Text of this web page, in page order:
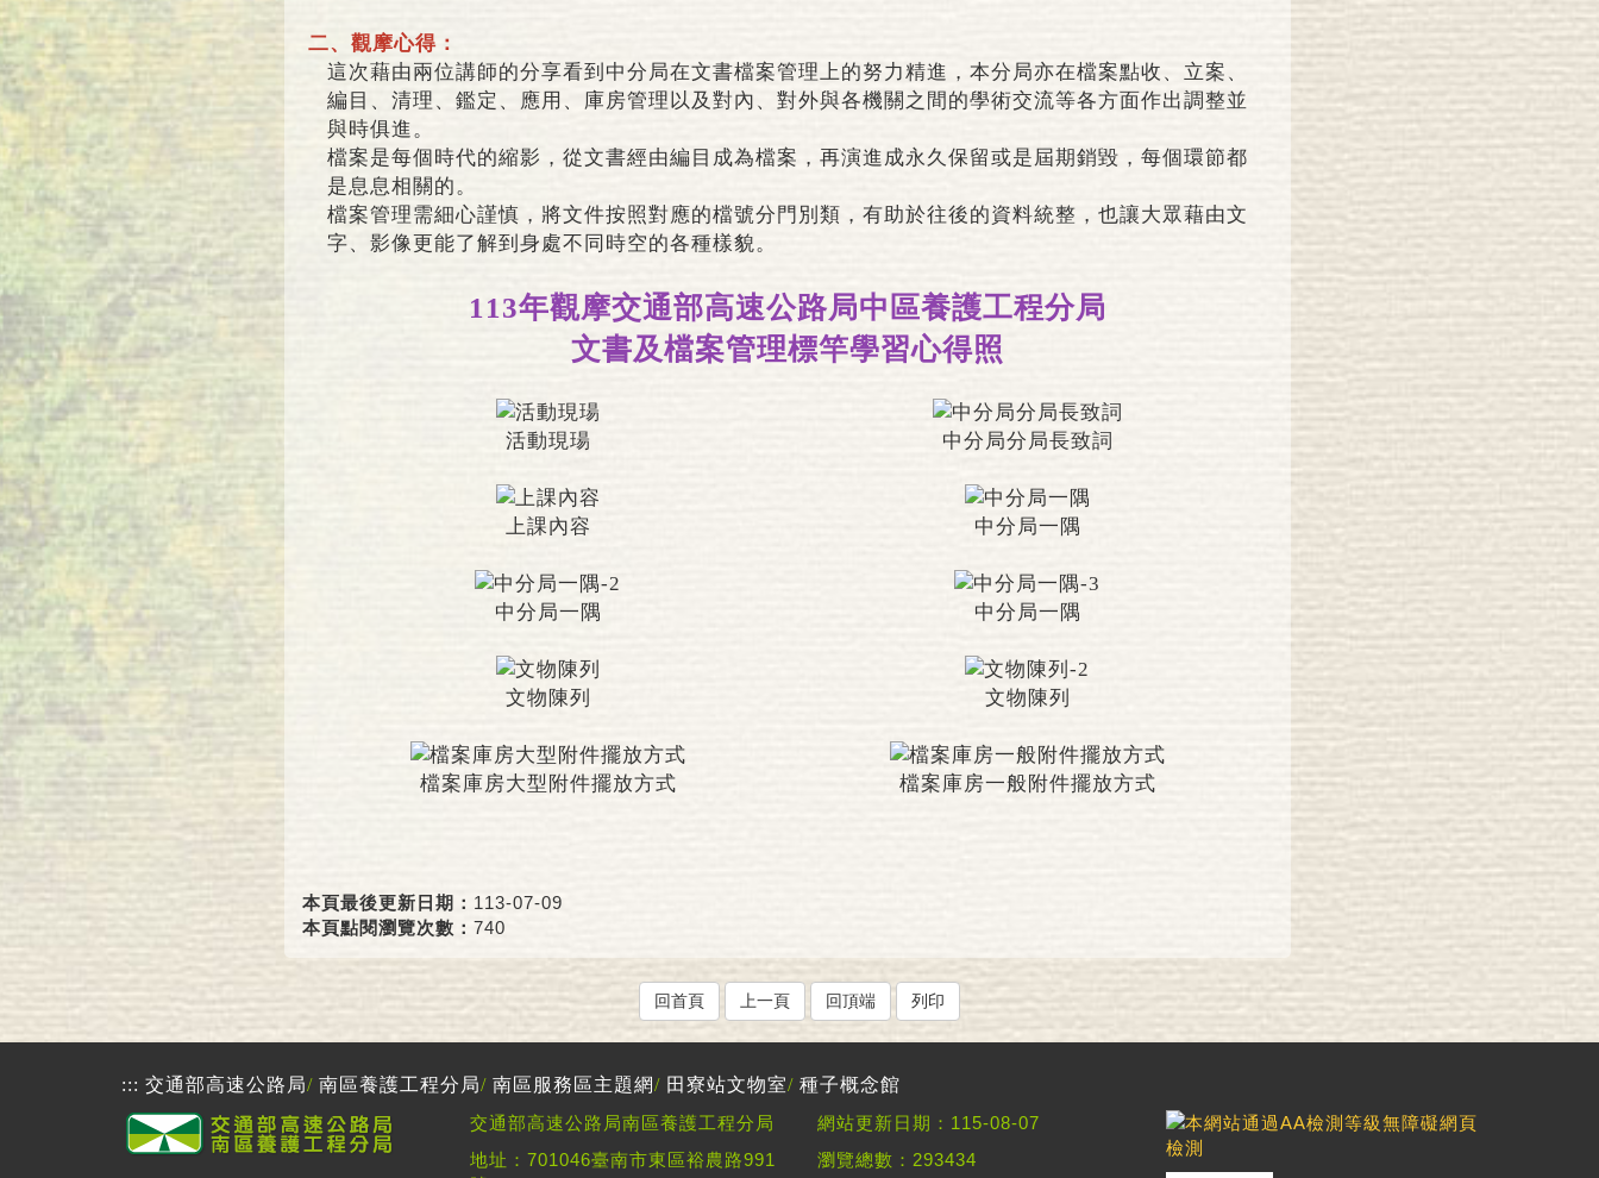
二、觀摩心得：
這次藉由兩位講師的分享看到中分局在文書檔案管理上的努力精進，本分局亦在檔案點收、立案、
編目、清理、鑑定、應用、庫房管理以及對內、對外與各機關之間的學術交流等各方面作出調整並
與時俱進。
檔案是每個時代的縮影，從文書經由編目成為檔案，再演進成永久保留或是屆期銷毀，每個環節都
是息息相關的。
檔案管理需細心謹慎，將文件按照對應的檔號分門別類，有助於往後的資料統整，也讓大眾藉由文
字、影像更能了解到身處不同時空的各種樣貌。
113年觀摩交通部高速公路局中區養護工程分局
文書及檔案管理標竿學習心得照
活動現瑒 中分局分局長致詞
上課內容 中分局一隅
中分局一隅 中分局一隅
文物陳列 文物陳列
檔案庫房大型附件擺放方式 檔案庫房一般附件擺放方式
本頁最後更新日期： 113-07-09
本頁點閱瀏覽次數： 740
回首頁 上一頁 回頂端 列印
::: 交通部高速公路局/ 南區養護工程分局/ 南區服務區主題網/ 田寮站文物室/ 種子概念館
交通部高速公路局南區養護工程分局
地址：701046臺南市東區裕農路991
網站更新日期：115-08-07
瀏覽總數：293434